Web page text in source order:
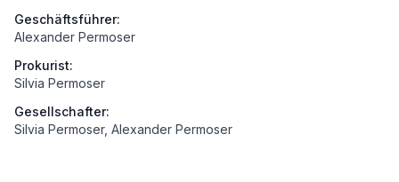
Geschäftsführer:
Alexander Permoser
Prokurist:
Silvia Permoser
Gesellschafter:
Silvia Permoser, Alexander Permoser